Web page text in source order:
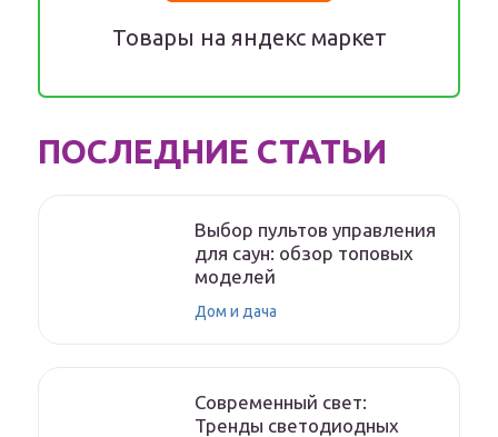
Товары на яндекс маркет
ПОСЛЕДНИЕ СТАТЬИ
Выбор пультов управления
для саун: обзор топовых
моделей
Дом и дача
Современный свет:
Тренды светодиодных